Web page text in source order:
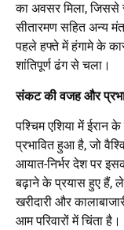
का अवसर मिला, जिससे
सीतारमण सहित अन्य
पहले हफ्ते में हंगामे के
शांतिपूर्ण ढंग से चला।
संकट की वजह और
पश्चिम एशिया में
प्रभावित हुआ है, जो
आयात-निर्भर देश पर
बढ़ाने के प्रयास हुए हैं,
खरीदारी और
आम परिवारों में चिंता है।